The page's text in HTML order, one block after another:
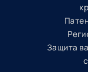
Защита